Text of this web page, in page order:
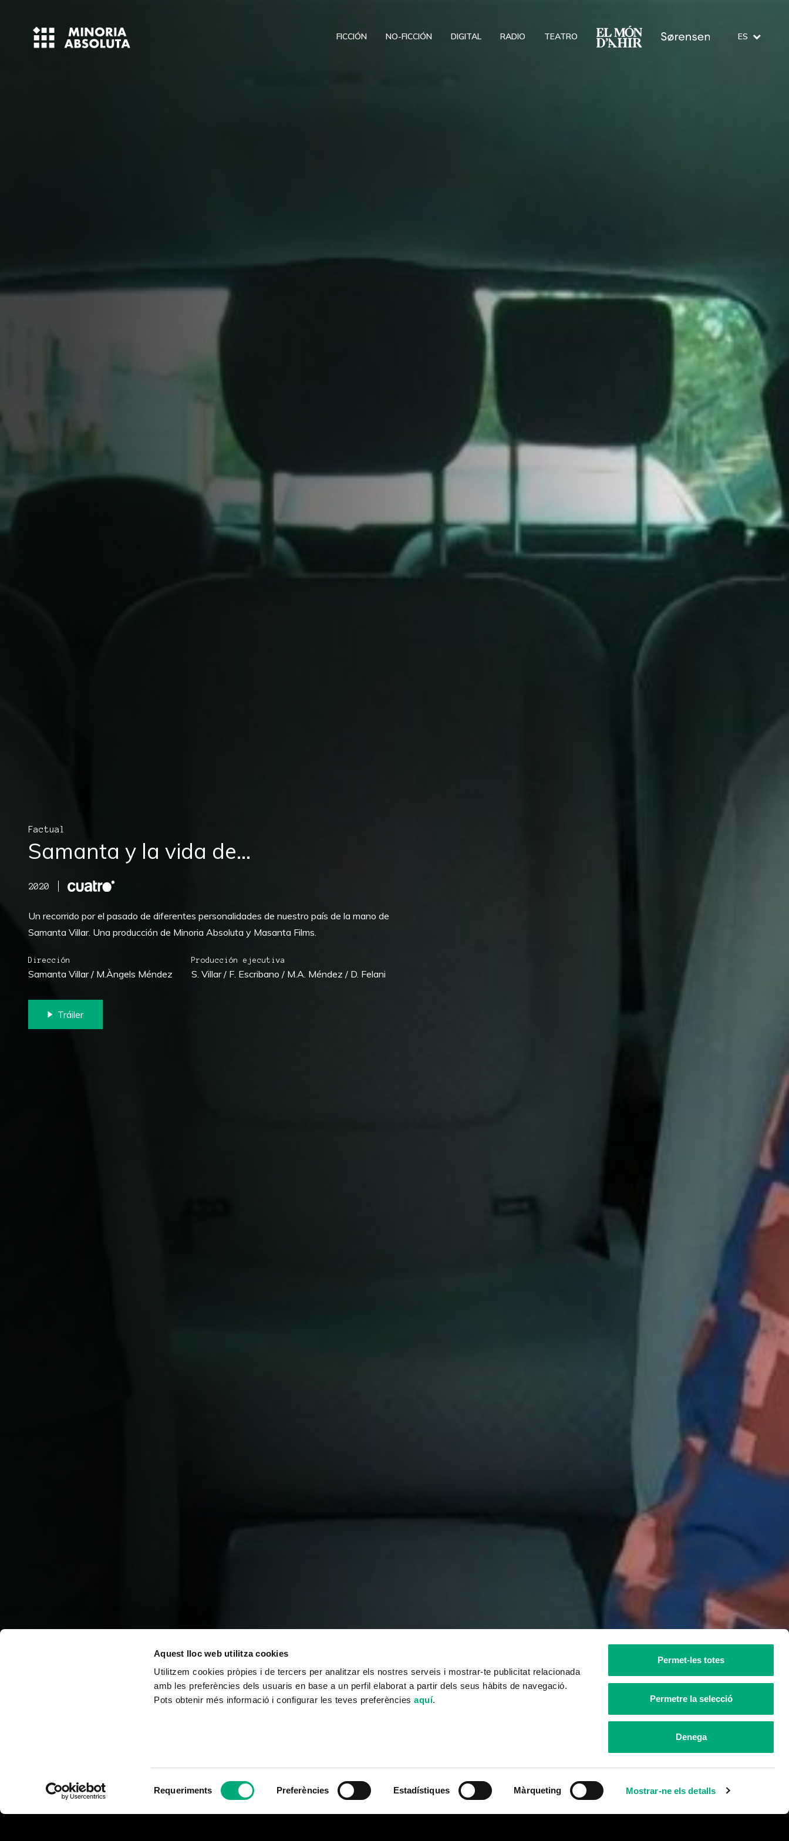
Aquest lloc web utilitza cookies
Utilitzem cookies pròpies i de tercers per analitzar els nostres serveis i mostrar-te publicitat relacionada
amb les preferències dels usuaris en base a un perfil elaborat a partir dels seus hàbits de navegació.
Pots obtenir més informació i configurar les teves preferènciesaquí.
Requeriments Preferències Estadístiques Màrqueting Mostrar-ne els detalls
Permet-les totes
Permetre la selecció
Denega
FICCIÓN NO-FICCIÓN DIGITAL RADIO TEATRO ES
Factual
Samanta y la vida de…
2020
Un recorrido por el pasado de diferentes personalidades de nuestro país de la mano de
Samanta Villar. Una producción de Minoria Absoluta y Masanta Films.
Dirección
Samanta Villar / M.Àngels Méndez
Producción ejecutiva
S. Villar / F. Escribano / M.A. Méndez / D. Felani
Tráiler